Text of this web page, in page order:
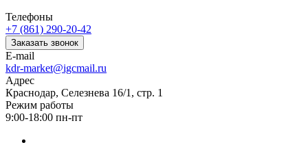
Телефоны
+7 (861) 290-20-42
Заказать звонок
E-mail
kdr-market@igcmail.ru
Адрес
Краснодар, Селезнева 16/1, стр. 1
Режим работы
9:00-18:00 пн-пт